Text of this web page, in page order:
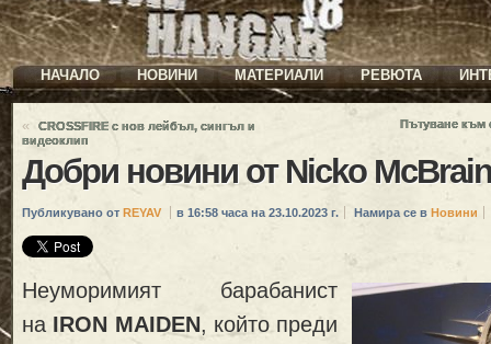
НАЧАЛО НОВИНИ МАТЕРИАЛИ РЕВЮТА
«
CROSSFIRE с нов лейбъл, сингъл и
видеоклип
Пътуване към
Добри новини от Nicko McBrain
Публикувано от REYAV в 16:58 часа на 23.10.2023 г. Намира се в Новини
Неуморимият барабанист
на IRON MAIDEN, който преди